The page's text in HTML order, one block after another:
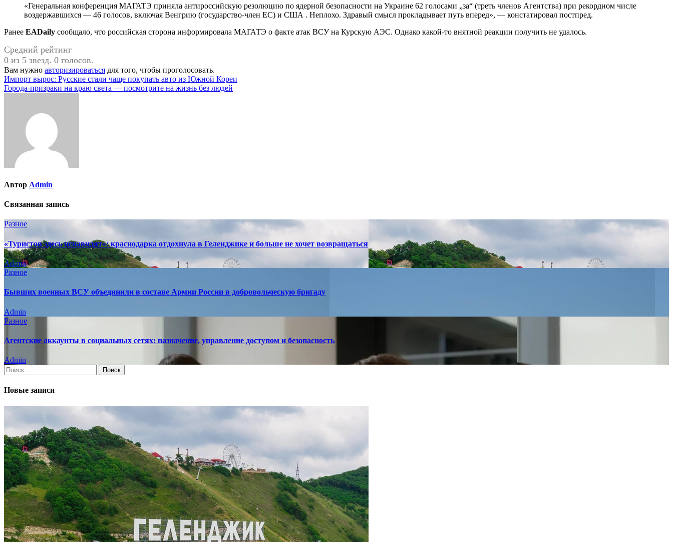
«Генеральная конференция МАГАТЭ приняла антироссийскую резолюцию по ядерной безопасности на Украине 62 голосами „за“ (треть членов Агентства) при рекордном числе
воздержавшихся — 46 голосов, включая Венгрию (государство-член ЕС) и США . Неплохо. Здравый смысл прокладывает путь вперед», — констатировал постпред.
Ранее EADaily сообщало, что российская сторона информировала МАГАТЭ о факте атак ВСУ на Курскую АЭС. Однако какой-то внятной реакции получить не удалось.
Средний рейтинг
0 из 5 звезд. 0 голосов.
Вам нужно авторизироваться для того, чтобы проголосовать.
Навигация
по
Импорт вырос: Русские стали чаще покупать авто из Южной Кореи
Города-призраки на краю света — посмотрите на жизнь без людей
Автор Admin
Связанная запись
Разное
«Туристов здесь ненавидят»: краснодарка отдохнула в Геленджике и больше не хочет возвращаться
Admin
Разное
Бывших военных ВСУ объединили в составе Армии России в добровольческую бригаду
Admin
Разное
Агентские аккаунты в социальных сетях: назначение, управление доступом и безопасность
Admin
Найти:
Новые записи